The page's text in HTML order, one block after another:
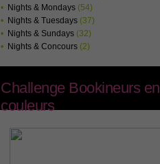
• Nights & Mondays (54)
• Nights & Tuesdays (37)
• Nights & Sundays (32)
• Nights & Concours (2)
Challenge Bookineurs en
couleurs